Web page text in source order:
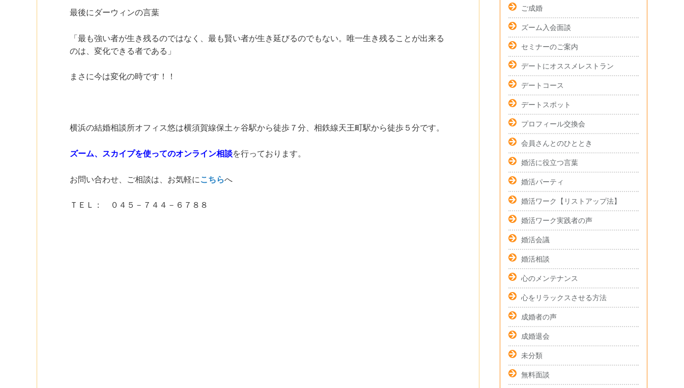
最後にダーウィンの言葉
「最も強い者が生き残るのではなく、最も賢い者が生き延びるのでもない。唯一生き残ることが出来る
のは、変化できる者である」
まさに今は変化の時です！！
横浜の結婚相談所オフィス悠は横須賀線保土ヶ谷駅から徒歩７分、相鉄線天王町駅から徒歩５分です。
ズーム、スカイプを使ってのオンライン相談を行っております。
お問い合わせ、ご相談は、お気軽に こちらへ
ＴＥＬ： ０４５－７４４－６７８８
ご成婚
ズーム入会面談
セミナーのご案内
デートにオススメレストラン
デートコース
デートスポット
プロフィール交換会
会員さんとのひととき
婚活に役立つ言葉
婚活パーティ
婚活ワーク【リストアップ法】
婚活ワーク実践者の声
婚活会議
婚活相談
心のメンテナンス
心をリラックスさせる方法
成婚者の声
成婚退会
未分類
無料面談